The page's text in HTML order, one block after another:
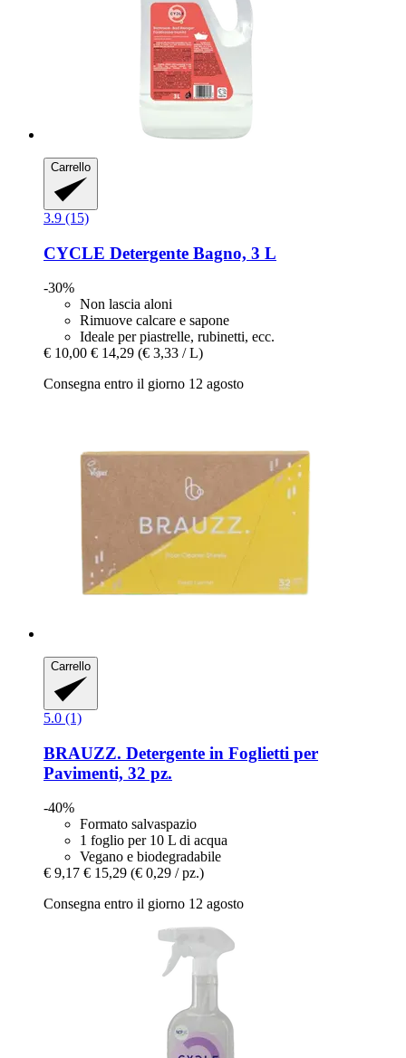
Carrello
3.9 (15)
CYCLE Detergente Bagno, 3 L
-30%
Non lascia aloni
Rimuove calcare e sapone
Ideale per piastrelle, rubinetti, ecc.
€ 10,00 € 14,29 (€ 3,33 / L)
Consegna entro il giorno 12 agosto
Carrello
5.0 (1)
BRAUZZ. Detergente in Foglietti per
Pavimenti, 32 pz.
-40%
Formato salvaspazio
1 foglio per 10 L di acqua
Vegano e biodegradabile
€ 9,17 € 15,29 (€ 0,29 / pz.)
Consegna entro il giorno 12 agosto